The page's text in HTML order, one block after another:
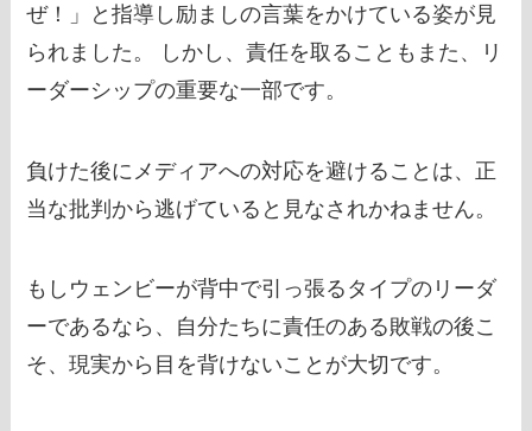
ぜ！」と指導し励ましの言葉をかけている姿が見
られました。 しかし、責任を取ることもまた、リ
ーダーシップの重要な一部です。
負けた後にメディアへの対応を避けることは、正
当な批判から逃げていると見なされかねません。
もしウェンビーが背中で引っ張るタイプのリーダ
ーであるなら、自分たちに責任のある敗戦の後こ
そ、現実から目を背けないことが大切です。